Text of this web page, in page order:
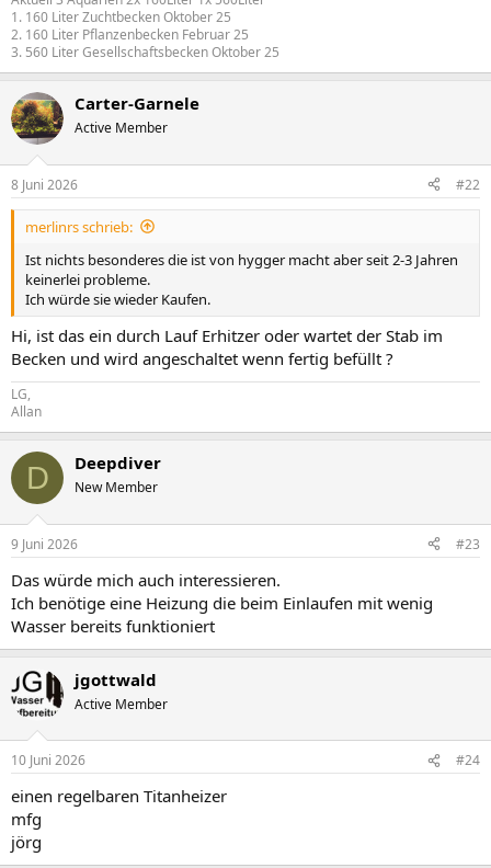
1. 160 Liter Zuchtbecken Oktober 25
2. 160 Liter Pflanzenbecken Februar 25
3. 560 Liter Gesellschaftsbecken Oktober 25
Carter-Garnele
Active Member
8 Juni 2026 #22
merlinrs schrieb:
Ist nichts besonderes die ist von hygger macht aber seit 2-3 Jahren
keinerlei probleme.
Ich würde sie wieder Kaufen.
Hi, ist das ein durch Lauf Erhitzer oder wartet der Stab im
Becken und wird angeschaltet wenn fertig befüllt ?
LG,
Allan
D Deepdiver
New Member
9 Juni 2026 #23
Das würde mich auch interessieren.
Ich benötige eine Heizung die beim Einlaufen mit wenig
Wasser bereits funktioniert
jgottwald
Active Member
10 Juni 2026 #24
einen regelbaren Titanheizer
mfg
jörg